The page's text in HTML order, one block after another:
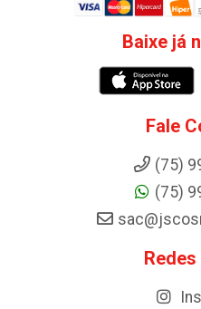
Baixe já
Fale
(75)
(75)